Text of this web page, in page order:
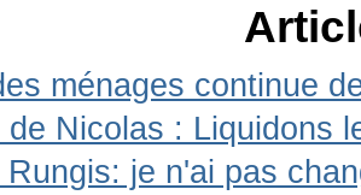
ménages continue
de Nicolas : Liquidons
je n'ai pas